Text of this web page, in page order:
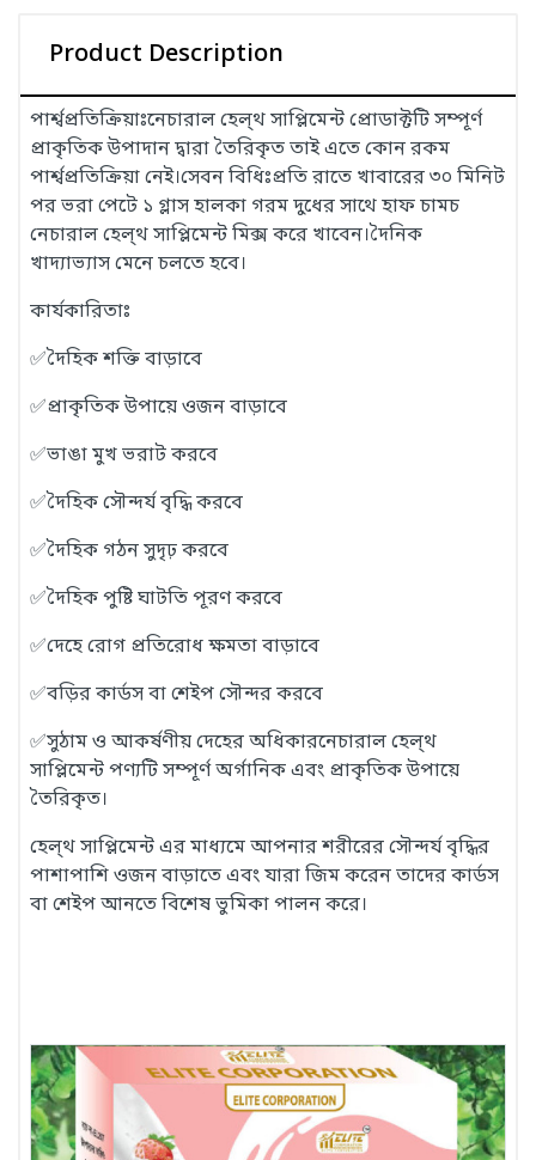
Product Description
পার্শ্বপ্রতিক্রিয়াঃনেচারাল হেল্থ সাপ্লিমেন্ট প্রোডাক্টটি সম্পূর্ণ
প্রাকৃতিক উপাদান দ্বারা তৈরিকৃত তাই এতে কোন রকম
পার্শ্বপ্রতিক্রিয়া নেই।সেবন বিধিঃপ্রতি রাতে খাবারের ৩০ মিনিট
পর ভরা পেটে ১ গ্লাস হালকা গরম দুধের সাথে হাফ চামচ
নেচারাল হেল্থ সাপ্লিমেন্ট মিক্স করে খাবেন।দৈনিক
খাদ্যাভ্যাস মেনে চলতে হবে।
কার্যকারিতাঃ
✅দৈহিক শক্তি বাড়াবে
✅প্রাকৃতিক উপায়ে ওজন বাড়াবে
✅ভাঙা মুখ ভরাট করবে
✅দৈহিক সৌন্দর্য বৃদ্ধি করবে
✅দৈহিক গঠন সুদৃঢ় করবে
✅দৈহিক পুষ্টি ঘাটতি পূরণ করবে
✅দেহে রোগ প্রতিরোধ ক্ষমতা বাড়াবে
✅বড়ির কার্ডস বা শেইপ সৌন্দর করবে
✅সুঠাম ও আকর্ষণীয় দেহের অধিকারনেচারাল হেল্থ
সাপ্লিমেন্ট পণ্যটি সম্পূর্ণ অর্গানিক এবং প্রাকৃতিক উপায়ে
তৈরিকৃত।
হেল্থ সাপ্লিমেন্ট এর মাধ্যমে আপনার শরীরের সৌন্দর্য বৃদ্ধির
পাশাপাশি ওজন বাড়াতে এবং যারা জিম করেন তাদের কার্ডস
বা শেইপ আনতে বিশেষ ভুমিকা পালন করে।